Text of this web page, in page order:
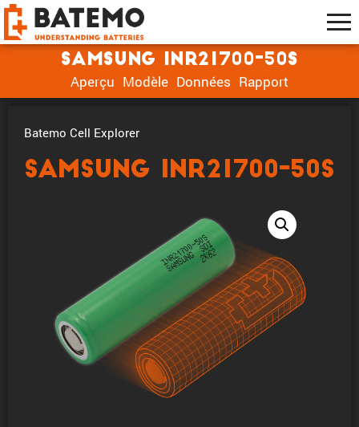
Samsung INR21700-50S
Aperçu Modèle Données Rapport
Batemo Cell Explorer
Samsung INR21700-50S